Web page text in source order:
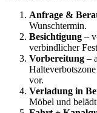
Anfrage &
Wunschtermin.
Besichtigung –
verbindlicher
Vorbereitung –
vor.
Verladung in
Möbel und